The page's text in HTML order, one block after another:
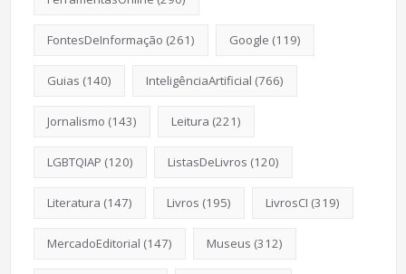
FontesDeInformação (261) Google (119)
Guias (140) InteligênciaArtificial (766)
Jornalismo (143) Leitura (221)
LGBTQIAP (120) ListasDeLivros (120)
Literatura (147) Livros (195) LivrosCI (319)
MercadoEditorial (147) Museus (312)